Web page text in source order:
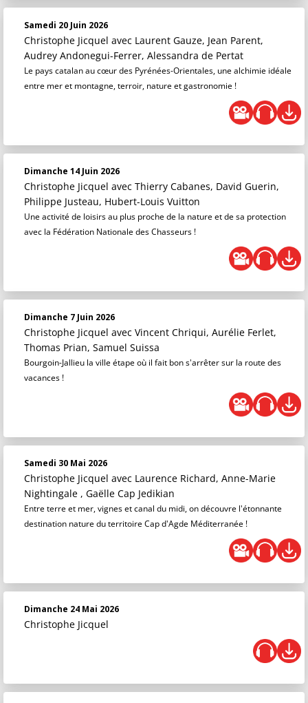
Samedi 20 Juin 2026
Christophe Jicquel avec Laurent Gauze, Jean Parent,
Audrey Andonegui-Ferrer, Alessandra de Pertat
Le pays catalan au cœur des Pyrénées-Orientales, une alchimie idéale
entre mer et montagne, terroir, nature et gastronomie !
Dimanche 14 Juin 2026
Christophe Jicquel avec Thierry Cabanes, David Guerin,
Philippe Justeau, Hubert-Louis Vuitton
Une activité de loisirs au plus proche de la nature et de sa protection
avec la Fédération Nationale des Chasseurs !
Dimanche 7 Juin 2026
Christophe Jicquel avec Vincent Chriqui, Aurélie Ferlet,
Thomas Prian, Samuel Suissa
Bourgoin-Jallieu la ville étape où il fait bon s'arrêter sur la route des
vacances !
Samedi 30 Mai 2026
Christophe Jicquel avec Laurence Richard, Anne-Marie
Nightingale , Gaëlle Cap Jedikian
Entre terre et mer, vignes et canal du midi, on découvre l'étonnante
destination nature du territoire Cap d'Agde Méditerranée !
Dimanche 24 Mai 2026
Christophe Jicquel